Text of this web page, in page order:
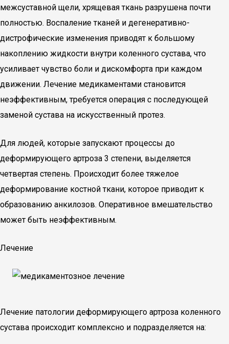
межсуставной щели, хрящевая ткань разрушена почти
полностью. Воспаление тканей и дегенеративно-
дистрофические изменения приводят к большому
накоплению жидкости внутри коленного сустава, что
усиливает чувство боли и дискомфорта при каждом
движении. Лечение медикаментами становится
неэффективным, требуется операция с последующей
заменой сустава на искусственный протез.
Для людей, которые запускают процессы до
деформирующего артроза 3 степени, выделяется
четвертая степень. Происходит более тяжелое
деформирование костной ткани, которое приводит к
образованию анкилозов. Оперативное вмешательство
может быть неэффективным.
Лечение
Лечение патологии деформирующего артроза коленного
сустава происходит комплексно и подразделяется на: